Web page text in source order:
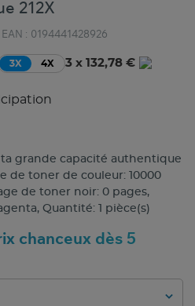
212X
EAN : 0194441428926
3X 4X 3 x 132,78 €
grande capacité authentique
de toner de couleur: 10000
de toner noir: 0 pages,
Quantité: 1 pièce(s)
chanceux dès 5